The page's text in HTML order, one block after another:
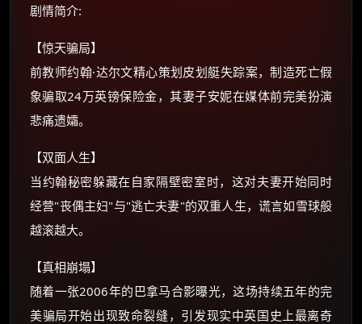
剧情简介:
【惊天骗局】
前教师约翰·达尔文精心策划皮划艇失踪案，制造死亡假
象骗取24万英镑保险金，其妻子安妮在媒体前完美扮演
悲痛遗孀。
【双面人生】
当约翰秘密躲藏在自家隔壁密室时，这对夫妻开始同时
经营"丧偶主妇"与"逃亡夫妻"的双重人生，谎言如雪球般
越滚越大。
【真相崩塌】
随着一张2006年的巴拿马合影曝光，这场持续五年的完
美骗局开始出现致命裂缝，引发现实中英国史上最离奇
⚡ 前往【大淘客】领红包